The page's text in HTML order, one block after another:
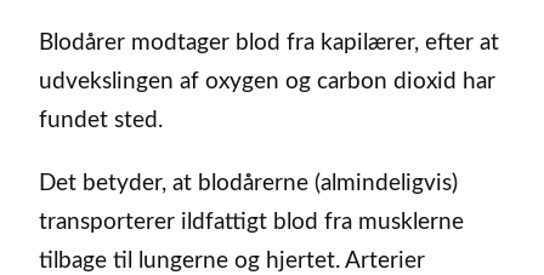
Blodårer modtager blod fra kapilærer, efter at
udvekslingen af oxygen og carbon dioxid har
fundet sted.
Det betyder, at blodårerne (almindeligvis)
transporterer ildfattigt blod fra musklerne
tilbage til lungerne og hjertet. Arterier